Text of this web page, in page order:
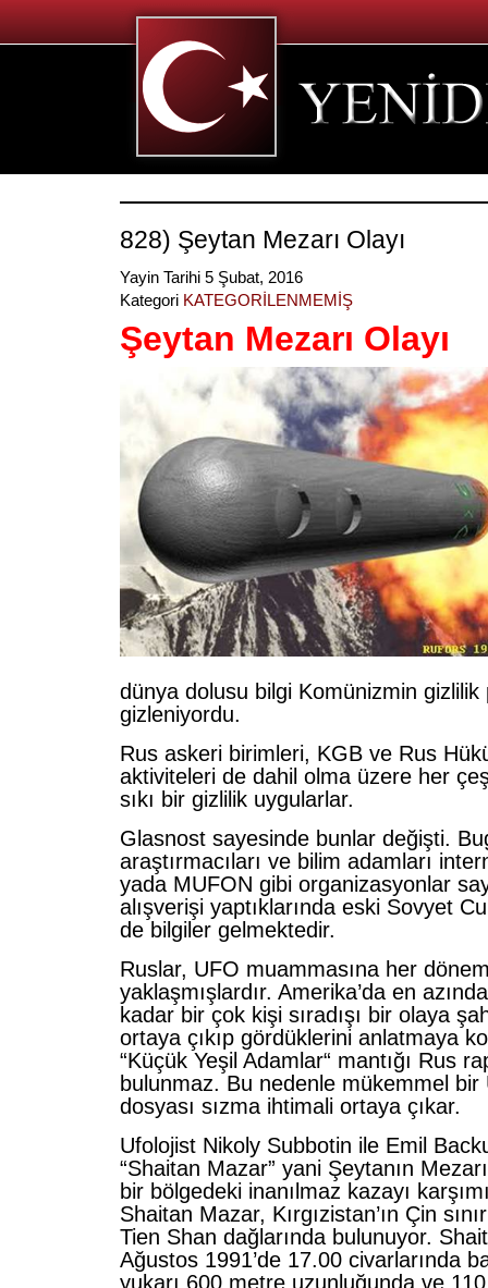
828) Şeytan Mezarı Olayı
Yayin Tarihi 5 Şubat, 2016
Kategori KATEGORİLENMEMİŞ
Şeytan Mezarı Olayı
dünya dolusu bilgi Komünizmin gizlilik
gizleniyordu.
Rus askeri birimleri, KGB ve Rus
aktiviteleri de dahil olma üzere her
sıkı bir gizlilik uygularlar.
Glasnost sayesinde bunlar değişti.
araştırmacıları ve bilim adamları
yada MUFON gibi organizasyonlar
alışverişi yaptıklarında eski Sovyet
de bilgiler gelmektedir.
Ruslar, UFO muammasına her
yaklaşmışlardır. Amerika’da en
kadar bir çok kişi sıradışı bir olaya
ortaya çıkıp gördüklerini anlatmaya
“Küçük Yeşil Adamlar“ mantığı Rus
bulunmaz. Bu nedenle mükemmel bir
dosyası sızma ihtimali ortaya çıkar.
Ufolojist Nikoly Subbotin ile Emil
“Shaitan Mazar” yani Şeytanın
bir bölgedeki inanılmaz kazayı
Shaitan Mazar, Kırgızistan’ın Çin
Tien Shan dağlarında bulunuyor.
Ağustos 1991’de 17.00 civarlarında
yukarı 600 metre uzunluğunda ve